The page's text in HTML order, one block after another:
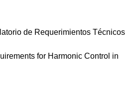
de Requerimientos Técnicos
for Harmonic Control in